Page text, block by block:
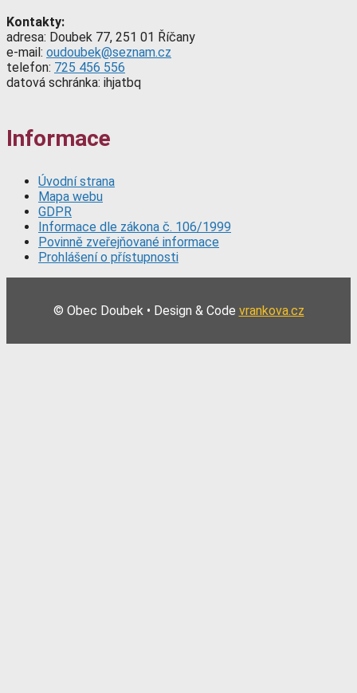
Kontakty:
adresa: Doubek 77, 251 01 Říčany
e-mail: oudoubek@seznam.cz
telefon: 725 456 556
datová schránka: ihjatbq
Informace
Úvodní strana
Mapa webu
GDPR
Informace dle zákona č. 106/1999
Povinně zveřejňované informace
Prohlášení o přístupnosti
© Obec Doubek • Design & Code vrankova.cz